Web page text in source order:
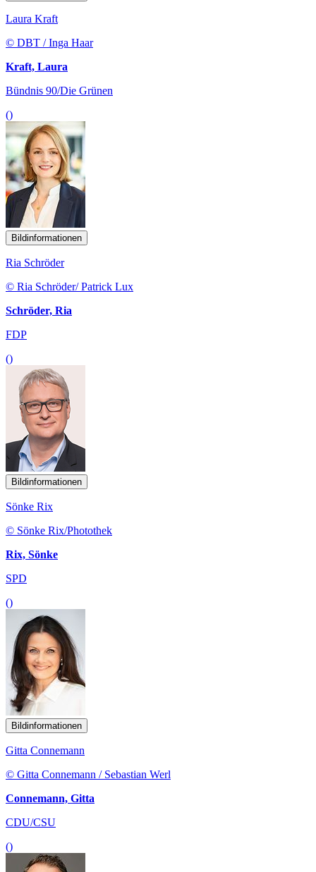
Laura Kraft
© DBT / Inga Haar
Kraft, Laura
Bündnis 90/Die Grünen
()
Bildinformationen
Ria Schröder
© Ria Schröder/ Patrick Lux
Schröder, Ria
FDP
()
Bildinformationen
Sönke Rix
© Sönke Rix/Photothek
Rix, Sönke
SPD
()
Bildinformationen
Gitta Connemann
© Gitta Connemann / Sebastian Werl
Connemann, Gitta
CDU/CSU
()